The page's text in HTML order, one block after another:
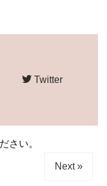
Twitter
さい。
Next »